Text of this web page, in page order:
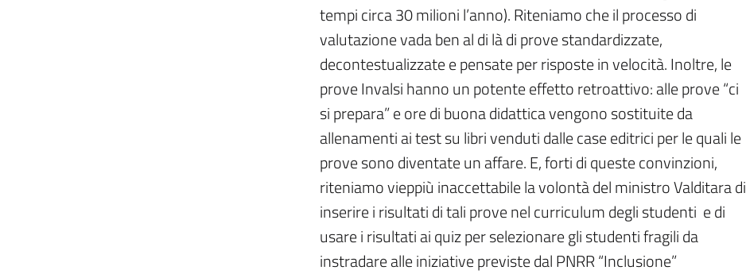
tempi circa 30 milioni l’anno). Riteniamo che il processo di
valutazione vada ben al di là di prove standardizzate,
decontestualizzate e pensate per risposte in velocità. Inoltre, le
prove Invalsi hanno un potente effetto retroattivo: alle prove “ci
si prepara” e ore di buona didattica vengono sostituite da
allenamenti ai test su libri venduti dalle case editrici per le quali le
prove sono diventate un affare. E, forti di queste convinzioni,
riteniamo vieppiù inaccettabile la volontà del ministro Valditara di
inserire i risultati di tali prove nel curriculum degli studenti e di
usare i risultati ai quiz per selezionare gli studenti fragili da
instradare alle iniziative previste dal PNRR “Inclusione”